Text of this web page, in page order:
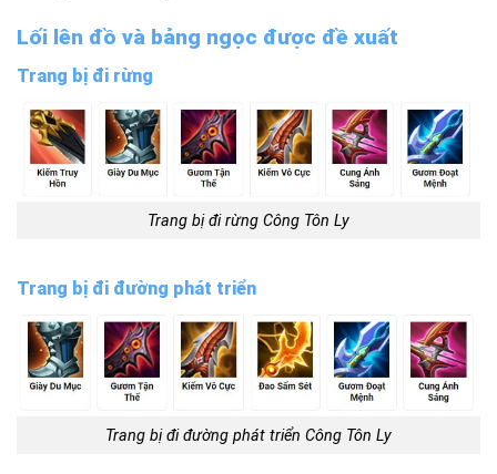
Lối lên đồ và bảng ngọc được đề xuất
Trang bị đi rừng
Trang bị đi rừng Công Tôn Ly
Trang bị đi đường phát triển
Trang bị đi đường phát triển Công Tôn Ly